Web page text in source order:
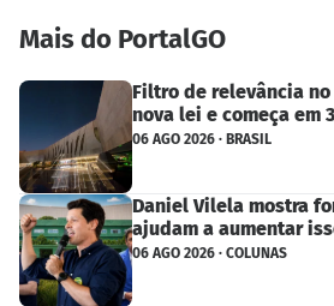
Mais do PortalGO
Filtro de relevância
nova lei e começa em
06 AGO 2026 · BRASIL
Daniel Vilela mostra
ajudam a aumentar
06 AGO 2026 · COLUNAS